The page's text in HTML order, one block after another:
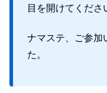
目を開けてくださ
ナマステ、ご参加
た。